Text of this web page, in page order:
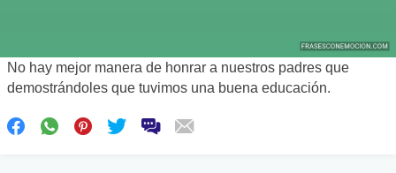
No hay mejor manera de honrar a nuestros padres que
demostrándoles que tuvimos una buena educación.